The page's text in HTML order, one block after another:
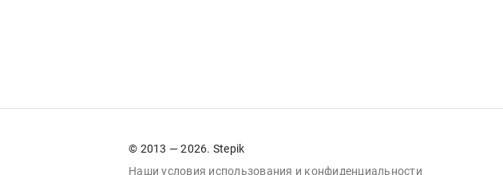
© 2013 — 2026. Stepik
Наши условия использования и конфиденциальности